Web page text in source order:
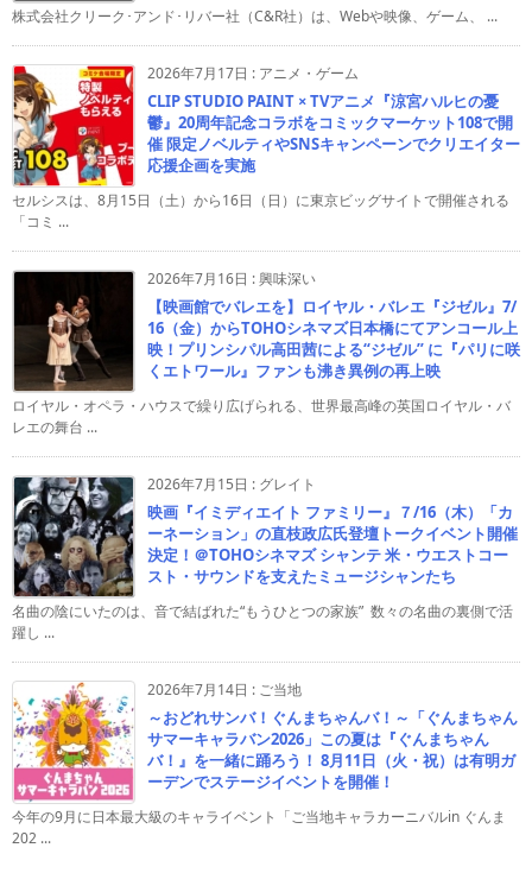
株式会社クリーク･アンド･リバー社（C&R社）は、Webや映像、ゲーム、 ...
2026年7月17日 : アニメ・ゲーム
CLIP STUDIO PAINT × TVアニメ『涼宮ハルヒの憂
鬱』20周年記念コラボをコミックマーケット108で開
催 限定ノベルティやSNSキャンペーンでクリエイター
応援企画を実施
セルシスは、8月15日（土）から16日（日）に東京ビッグサイトで開催される
「コミ ...
2026年7月16日 :興味深い
【映画館でバレエを】ロイヤル・バレエ『ジゼル』7/
16（金）からTOHOシネマズ日本橋にてアンコール上
映！プリンシパル高田茜による“ジゼル” に『パリに咲
くエトワール』ファンも沸き異例の再上映
ロイヤル・オペラ・ハウスで繰り広げられる、世界最高峰の英国ロイヤル・バ
レエの舞台 ...
2026年7月15日 : グレイト
映画『イミディエイト ファミリー』７/16（木）「カ
ーネーション」の直枝政広氏登壇トークイベント開催
決定！＠TOHOシネマズ シャンテ 米・ウエストコー
スト・サウンドを支えたミュージシャンたち
名曲の陰にいたのは、音で結ばれた“もうひとつの家族” 数々の名曲の裏側で活
躍し ...
2026年7月14日 : ご当地
～おどれサンバ！ぐんまちゃんバ！～「ぐんまちゃん
サマーキャラバン2026」この夏は『ぐんまちゃん
バ！』を一緒に踊ろう！ 8月11日（火・祝）は有明ガ
ーデンでステージイベントを開催！
今年の9月に日本最大級のキャライベント「ご当地キャラカーニバルin ぐんま
202 ...